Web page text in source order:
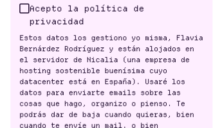
Acepto la política de
privacidad
Estos datos los gestiono yo misma, Flavia
Bernárdez Rodríguez y están alojados en
el servidor de Nicalia (una empresa de
hosting sostenible buenísima cuyo
datacenter está en España). Usaré los
datos para enviarte emails sobre las
cosas que hago, organizo o pienso. Te
podrás dar de baja cuando quieras, bien
cuando te envíe un mail, o bien